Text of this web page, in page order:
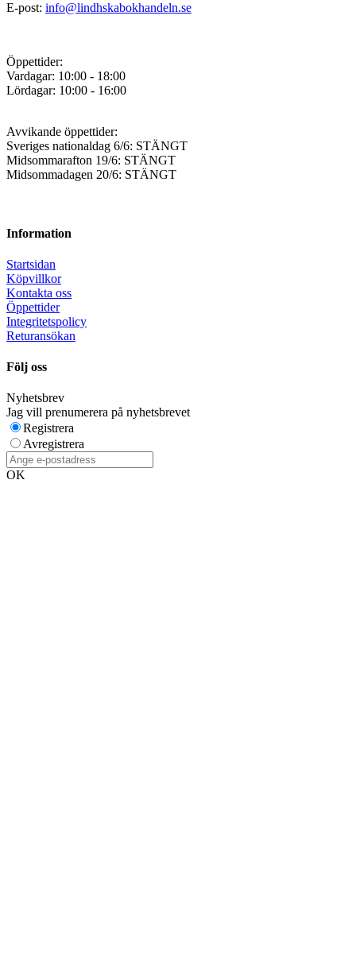
E-post: info@lindhskabokhandeln.se
Öppettider:
Vardagar: 10:00 - 18:00
Lördagar: 10:00 - 16:00
Avvikande öppettider:
Sveriges nationaldag 6/6: STÄNGT
Midsommarafton 19/6: STÄNGT
Midsommadagen 20/6: STÄNGT
Information
Startsidan
Köpvillkor
Kontakta oss
Öppettider
Integritetspolicy
Returansökan
Följ oss
Nyhetsbrev
Jag vill prenumerera på nyhetsbrevet
Registrera
Avregistrera
OK